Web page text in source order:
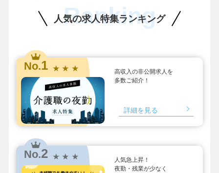
人気の求人特集ランキング
Ranking
No.1 ★ ★ ★
高収入の非公開求人を
多数ご紹介！
詳細を見る
No.2 ★ ★ ★
人気急上昇！
夜勤・残業が少なく